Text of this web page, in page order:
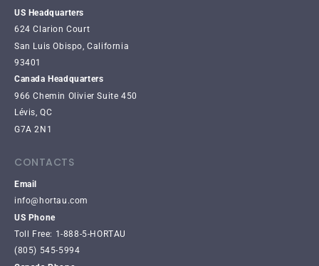
US Headquarters
624 Clarion Court
San Luis Obispo, California
93401
Canada Headquarters
966 Chemin Olivier Suite 450
Lévis, QC
G7A 2N1
CONTACTS
Email
info@hortau.com
US Phone
Toll Free: 1-888-5-HORTAU
(805) 545-5994